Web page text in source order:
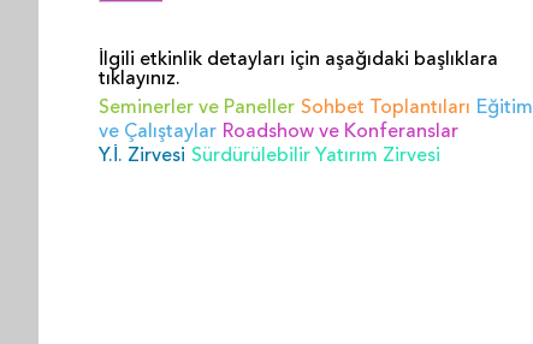
İlgili etkinlik detayları için aşağıdaki başlıklara
tıklayınız.
Seminerler ve Paneller Sohbet Toplantıları Eğitim
ve Çalıştaylar Roadshow ve Konferanslar
Y.İ. Zirvesi Sürdürülebilir Yatırım Zirvesi